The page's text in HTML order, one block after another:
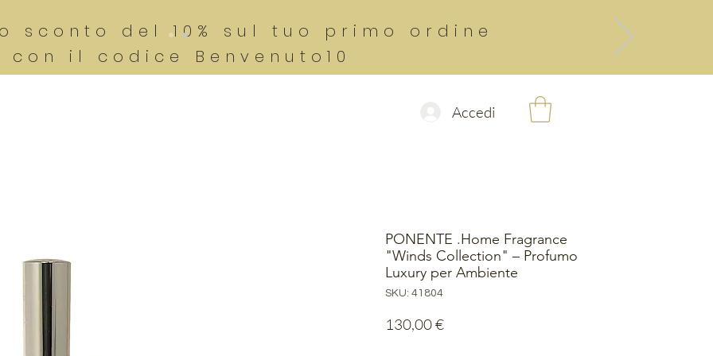
sconto del 10% sul tuo primo ordine
con il codice Benvenuto10
Accedi
PONENTE .Home Fragrance
"Winds Collection" – Profumo
Luxury per Ambiente
SKU: 41804
130,00 €Prezzo